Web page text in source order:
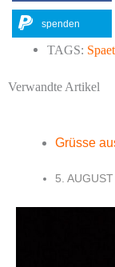
spenden
TAGS:
Verwandte Artikel
Grüsse
5.